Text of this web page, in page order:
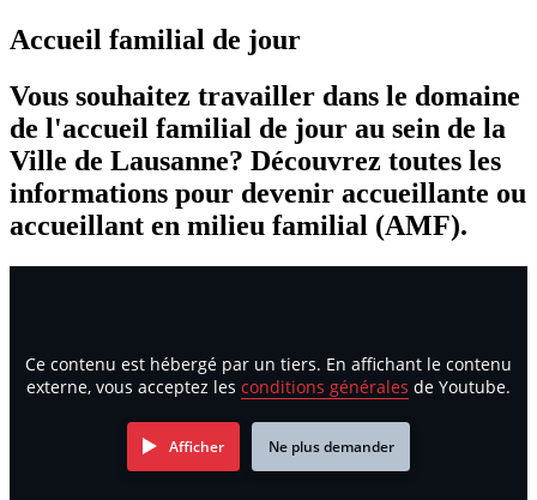
Accueil familial de jour
Vous souhaitez travailler dans le domaine
de l'accueil familial de jour au sein de la
Ville de Lausanne? Découvrez toutes les
informations pour devenir accueillante ou
accueillant en milieu familial (AMF).
Ce contenu est hébergé par un tiers. En affichant le contenu
externe, vous acceptez les conditions générales de Youtube.
Afficher Ne plus demander